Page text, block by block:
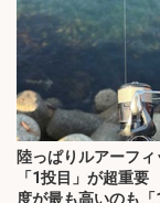
陸っぱりルアーフ
「1投目」が超重
度が最も高いのも「